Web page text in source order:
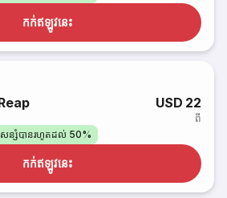
កក់​ឥឡូវនេះ
USD 22
ពី
សន្សំបានរហូតដល់ 50%
កក់​ឥឡូវនេះ